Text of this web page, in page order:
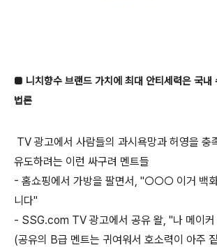
■ 니치향수 브랜드 가치에 최대 안티세력은 국내
법론
TV 광고에서 사람들의 과시욕망과 허영을 충
유도하려는 이런 싸구려 멘트들
- 홈쇼핑에서 가방을 팔면서, "○○○ 이거 백
니다"
- SSG.com TV 광고에서 공유 왈, "나 메이커
(공유의 B급 멘트는 귀여워서 호소력이 아주